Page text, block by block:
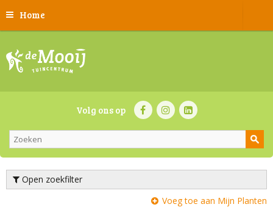
Home
Volg ons op
Open zoekfilter
Voeg toe aan Mijn Planten